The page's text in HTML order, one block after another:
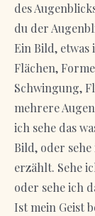
des
du der
Ein Bild, etwas
Flächen,
Schwingung,
mehrere
ich sehe das
Bild, oder
erzählt. Sehe
oder sehe ich
Ist mein Geist